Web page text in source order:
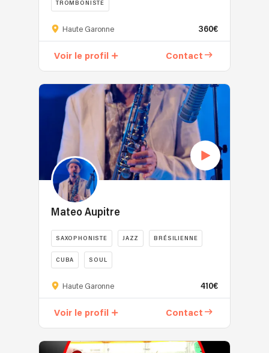
TROMBONISTE
Haute Garonne 360€
Voir le profil Contact
Mateo Aupitre
SAXOPHONISTE JAZZ BRÉSILIENNE
CUBA SOUL
Haute Garonne 410€
Voir le profil Contact